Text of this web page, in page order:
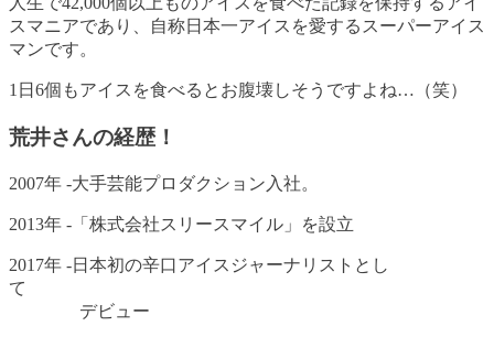
スマニアであり、自称日本一アイスを愛するスーパーアイス
マンです。
1日6個もアイスを食べるとお腹壊しそうですよね…（笑）
荒井さんの経歴！
2007年 -大手芸能プロダクション入社。
2013年 -「株式会社スリースマイル」を設立
2017年 -日本初の辛口アイスジャーナリストとし
て
デビュー